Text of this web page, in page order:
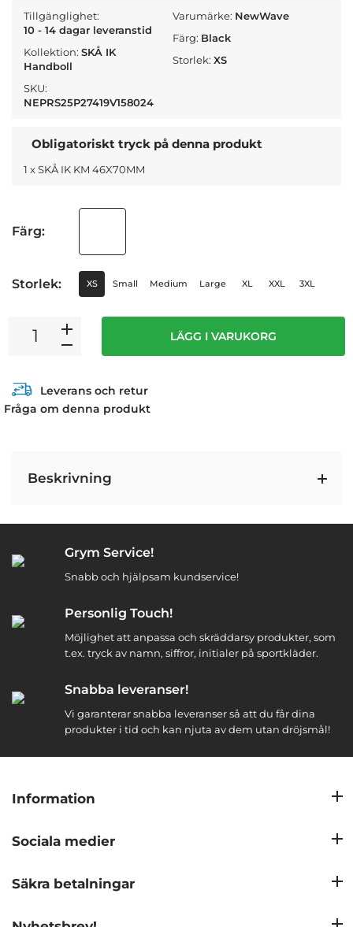
Tillgänglighet:
10 - 14 dagar leveranstid
Kollektion: SKÅ IK
Handboll
SKU:
NEPRS25P27419V158024
Varumärke: NewWave
Färg: Black
Storlek:XS
Obligatoriskt tryck på denna produkt
1 x SKÅ IK KM 46X70MM
Färg:
Storlek: XS Small Medium Large XL XXL 3XL
LÄGG I VARUKORG
Leverans och retur
Fråga om denna produkt
Beskrivning
Grym Service!
Snabb och hjälpsam kundservice!
Personlig Touch!
Möjlighet att anpassa och skräddarsy produkter, som
t.ex. tryck av namn, siffror, initialer på sportkläder.
Snabba leveranser!
Vi garanterar snabba leveranser så att du får dina
produkter i tid och kan njuta av dem utan dröjsmål!
Information
Sociala medier
Säkra betalningar